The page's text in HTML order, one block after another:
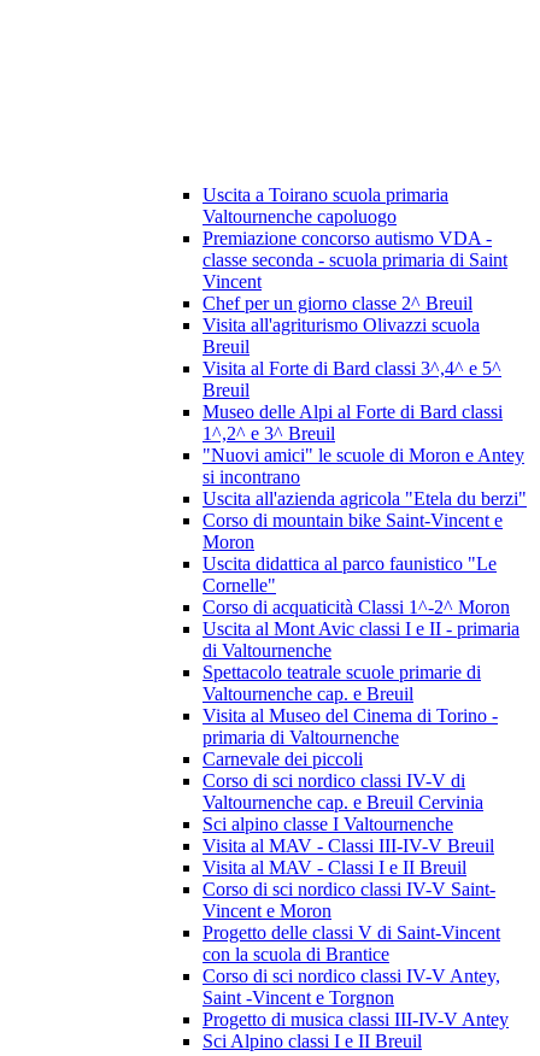
Uscita a Toirano scuola primaria
Valtournenche capoluogo
Premiazione concorso autismo VDA -
classe seconda - scuola primaria di Saint
Vincent
Chef per un giorno classe 2^ Breuil
Visita all'agriturismo Olivazzi scuola
Breuil
Visita al Forte di Bard classi 3^,4^ e 5^
Breuil
Museo delle Alpi al Forte di Bard classi
1^,2^ e 3^ Breuil
"Nuovi amici" le scuole di Moron e Antey
si incontrano
Uscita all'azienda agricola "Etela du berzi"
Corso di mountain bike Saint-Vincent e
Moron
Uscita didattica al parco faunistico "Le
Cornelle"
Corso di acquaticità Classi 1^-2^ Moron
Uscita al Mont Avic classi I e II - primaria
di Valtournenche
Spettacolo teatrale scuole primarie di
Valtournenche cap. e Breuil
Visita al Museo del Cinema di Torino -
primaria di Valtournenche
Carnevale dei piccoli
Corso di sci nordico classi IV-V di
Valtournenche cap. e Breuil Cervinia
Sci alpino classe I Valtournenche
Visita al MAV - Classi III-IV-V Breuil
Visita al MAV - Classi I e II Breuil
Corso di sci nordico classi IV-V Saint-
Vincent e Moron
Progetto delle classi V di Saint-Vincent
con la scuola di Brantice
Corso di sci nordico classi IV-V Antey,
Saint -Vincent e Torgnon
Progetto di musica classi III-IV-V Antey
Sci Alpino classi I e II Breuil